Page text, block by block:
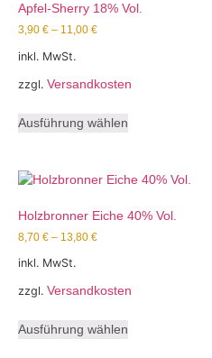
Apfel-Sherry 18% Vol.
3,90 €– 11,00 €
inkl. MwSt.
zzgl. Versandkosten
Ausführung wählen
Holzbronner Eiche 40% Vol.
8,70 €– 13,80 €
inkl. MwSt.
zzgl. Versandkosten
Ausführung wählen